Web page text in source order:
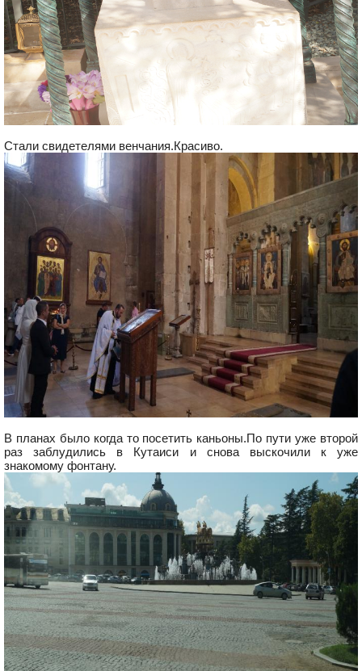
Стали свидетелями венчания.Красиво.
В планах было когда то посетить каньоны.По пути уже второй
раз заблудились в Кутаиси и снова выскочили к уже
знакомому фонтану.